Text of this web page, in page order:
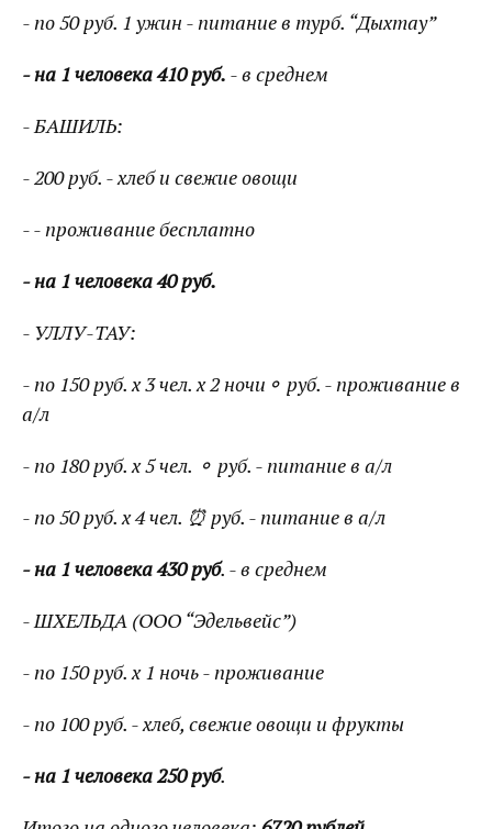
- по 50 руб. 1 ужин - питание в турб. “Дыхтау”
- на 1 человека 410 руб. - в среднем
- БАШИЛЬ:
- 200 руб. - хлеб и свежие овощи
- - проживание бесплатно
- на 1 человека 40 руб.
- УЛЛУ-ТАУ:
- по 150 руб. х 3 чел. х 2 ночи⚬ руб. - проживание в
а/л
- по 180 руб. х 5 чел. ⚬ руб. - питание в а/л
- по 50 руб. х 4 чел. ⏰ руб. - питание в а/л
- на 1 человека 430 руб. - в среднем
- ШХЕЛЬДА (ООО “Эдельвейс”)
- по 150 руб. х 1 ночь - проживание
- по 100 руб. - хлеб, свежие овощи и фрукты
- на 1 человека 250 руб.